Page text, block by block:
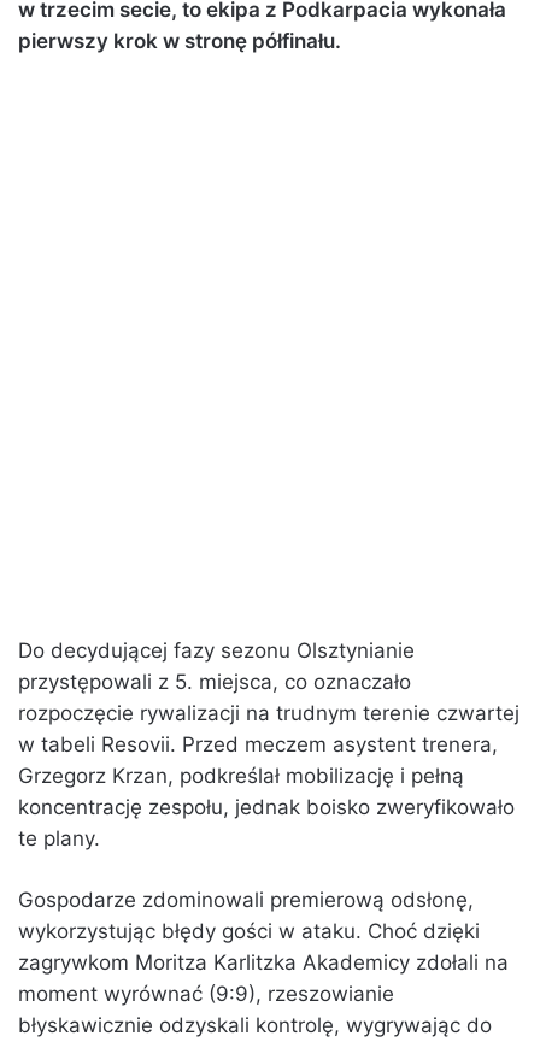
w trzecim secie, to ekipa z Podkarpacia wykonała
pierwszy krok w stronę półfinału.
Do decydującej fazy sezonu Olsztynianie
przystępowali z 5. miejsca, co oznaczało
rozpoczęcie rywalizacji na trudnym terenie czwartej
w tabeli Resovii. Przed meczem asystent trenera,
Grzegorz Krzan, podkreślał mobilizację i pełną
koncentrację zespołu, jednak boisko zweryfikowało
te plany.
Gospodarze zdominowali premierową odsłonę,
wykorzystując błędy gości w ataku. Choć dzięki
zagrywkom Moritza Karlitzka Akademicy zdołali na
moment wyrównać (9:9), rzeszowianie
błyskawicznie odzyskali kontrolę, wygrywając do